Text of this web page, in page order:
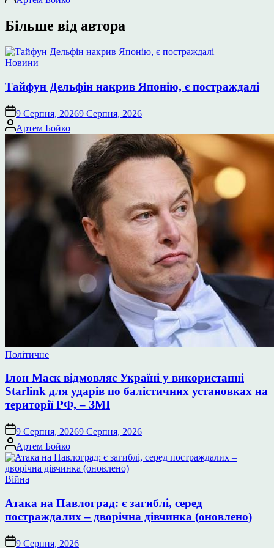
Більше від автора
Опублікувати
Новини
Тайфун Дельфін накрив Японію, є постраждалі
9 Серпня, 20269 Серпня, 2026
Опубліковано
Артем Бойко
Опублікувати
Політичне
Ілон Маск відмовляє Україні у використанні
Starlink для ударів по балістичних установках на
території РФ, – ЗМІ
9 Серпня, 20269 Серпня, 2026
Опубліковано
Артем Бойко
Опублікувати
Війна
Атака на Павлоград: є загиблі, серед
постраждалих – дворічна дівчинка (оновлено)
9 Серпня, 2026